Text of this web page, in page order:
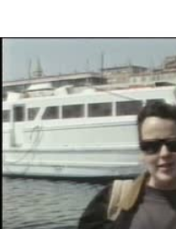
fluvial|Transport
Transport ferroviaire